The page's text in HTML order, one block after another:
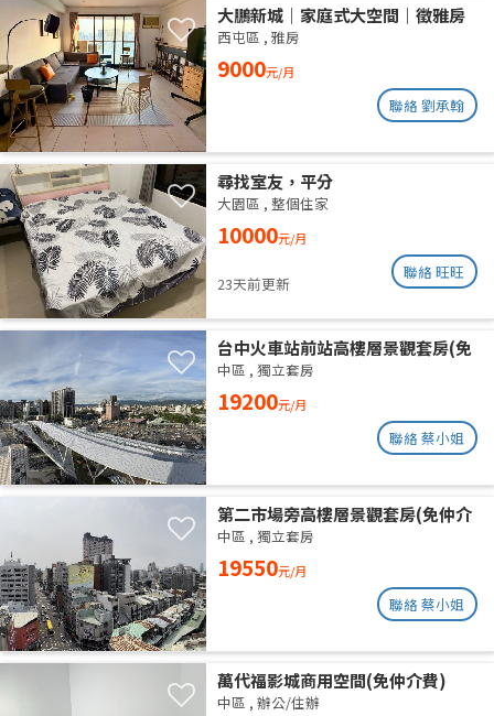
大鵬新城｜家庭式大空間｜徵雅房
室友 1 人
西屯區 , 雅房
9000元/月
聯絡 劉承翰
尋找室友，平分
大園區 , 整個住家
10000元/月
23天前更新
聯絡 旺旺
台中火車站前站高樓層景觀套房(免
仲介費)
中區 , 獨立套房
19200元/月
聯絡 蔡小姐
第二市場旁高樓層景觀套房(免仲介
費)
中區 , 獨立套房
19550元/月
聯絡 蔡小姐
萬代福影城商用空間(免仲介費)
中區 , 辦公/住辦